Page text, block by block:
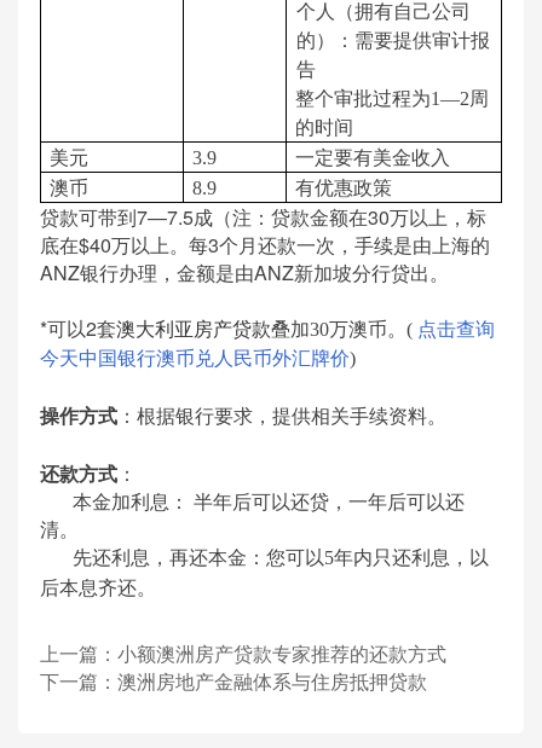
个人（拥有自己公司
的）：需要提供审计报
告
整个审批过程为1—2周
的时间
美元
3.9
一定要有美金收入
澳币
8.9 有优惠政策
贷款可带到7—7.5成（注：贷款金额在30万以上，标
底在$40万以上。每3个月还款一次，手续是由上海的
ANZ银行办理，金额是由ANZ新加坡分行贷出。
*可以2套澳大利亚房产贷款叠加30万澳币。( 点击查询
今天中国银行澳币兑人民币外汇牌价)
操作方式：根据银行要求，提供相关手续资料。
还款方式：
本金加利息： 半年后可以还贷，一年后可以还
清。
先还利息，再还本金：您可以5年内只还利息，以
后本息齐还。
上一篇： 小额澳洲房产贷款专家推荐的还款方式
下一篇： 澳洲房地产金融体系与住房抵押贷款